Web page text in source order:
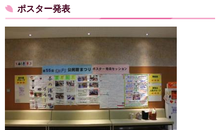
ポスター発表